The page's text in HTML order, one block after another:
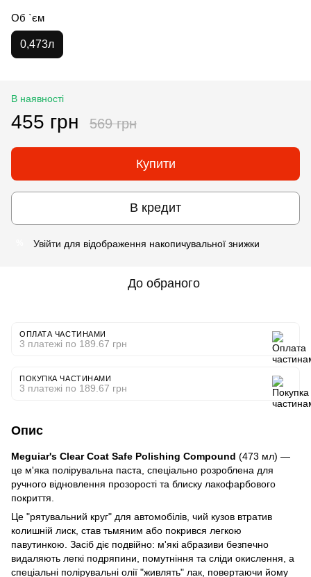
Об `єм
0,473л
В наявності
455 грн 569 грн
Купити
В кредит
Увійти для відображення накопичувальної знижки
До обраного
ОПЛАТА ЧАСТИНАМИ
3 платежі по 189.67 грн
ПОКУПКА ЧАСТИНАМИ
3 платежі по 189.67 грн
Опис
Meguiar's Clear Coat Safe Polishing Compound (473 мл) —
це м'яка полірувальна паста, спеціально розроблена для
ручного відновлення прозорості та блиску лакофарбового
покриття.
Це "рятувальний круг" для автомобілів, чий кузов втратив
колишній лиск, став тьмяним або покрився легкою
павутинкою. Засіб діє подвійно: м'які абразиви безпечно
видаляють легкі подряпини, помутніння та сліди окислення, а
спеціальні полірувальні олії "живлять" лак, повертаючи йому